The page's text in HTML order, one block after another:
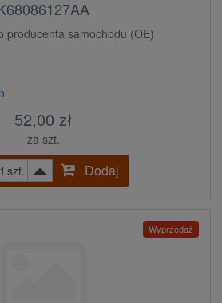
producenta samochodu (OE)
52,00 zł
za szt.
szt.
Dodaj
Wyprzedaż